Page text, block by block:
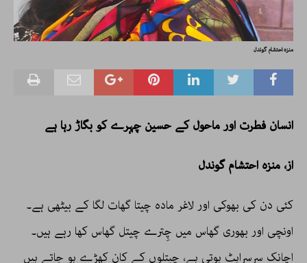
منزہ احتشام گوندل
انسان فطرت اور ماحول کے حسین چہرے کو بگاڑ رہا ہے
از، منزہ احتشام گوندل
کئی دن کی بھوکی اور لاغر مادہ چیتا گھات لگا کے بیٹھی ہے۔
اونچی اور بھوری گھاس میں چِترے چیتل گھاس کھا رہے ہیں۔
اچانک سرسراہٹ ہوتی ہے، چیتلوں کے کان کھڑے ہو جاتے ہیں